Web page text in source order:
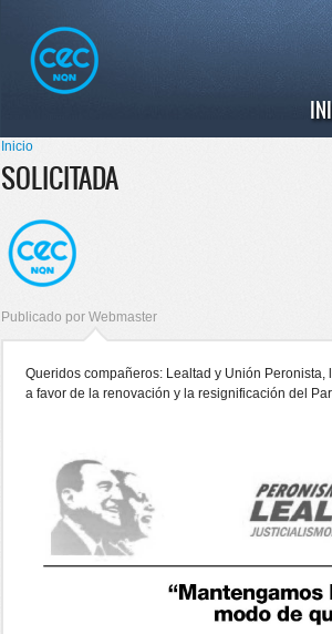
principal
Menú principal
Se encuentra usted aquí
Inicio
SOLICITADA
Publicado por Webmaster
Queridos compañeros: Lealtad y Unión
a favor de la renovación y la resignificación del